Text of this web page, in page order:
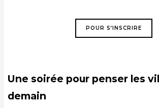
POUR S’INSCRIRE
Une soirée pour penser les
demain